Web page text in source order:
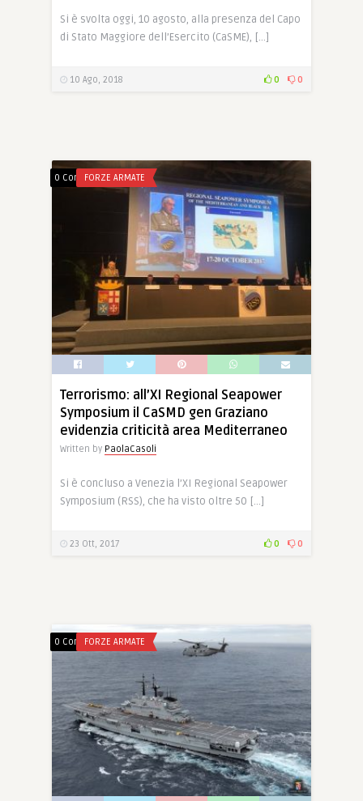
Si è svolta oggi, 10 agosto, alla presenza del Capo
di Stato Maggiore dell’Esercito (CaSME), […]
10 Ago, 2018 0 0
0 CommentsFORZE ARMATE
Terrorismo: all’XI Regional Seapower
Symposium il CaSMD gen Graziano
evidenzia criticità area Mediterraneo
Written by PaolaCasoli
Si è concluso a Venezia l’XI Regional Seapower
Symposium (RSS), che ha visto oltre 50 […]
23 Ott, 2017 0 0
0 CommentsFORZE ARMATE